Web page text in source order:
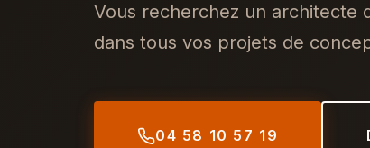
Vous recherchez un architecte
dans tous vos projets de
04 58 10 57 19